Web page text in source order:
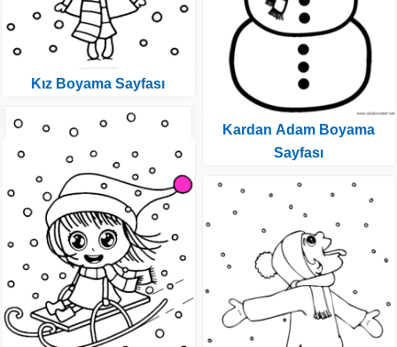
Kız Boyama Sayfası
Kardan Adam Boyama
Sayfası